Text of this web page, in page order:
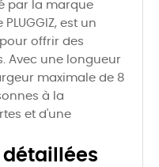
par la marque
est un
offrir des
Avec une longueur
maximale de 8
à la
et d'une